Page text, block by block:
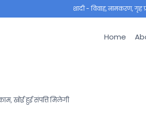
शादी - विवाह, नामकरण, गृह
Home
खोई हुई संपत्ति मिलेगी